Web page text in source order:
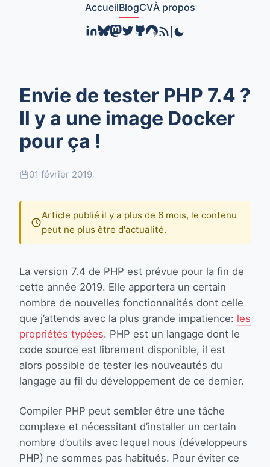
AccueilBlogCVÀ propos
Envie de tester PHP 7.4 ?
Il y a une image Docker
pour ça !
01 février 2019
Article publié il y a plus de 6 mois, le contenu
peut ne plus être d'actualité.
La version 7.4 de PHP est prévue pour la fin de
cette année 2019. Elle apportera un certain
nombre de nouvelles fonctionnalités dont celle
que j’attends avec la plus grande impatience: les
propriétés typées. PHP est un langage dont le
code source est librement disponible, il est
alors possible de tester les nouveautés du
langage au fil du développement de ce dernier.
Compiler PHP peut sembler être une tâche
complexe et nécessitant d’installer un certain
nombre d’outils avec lequel nous (développeurs
PHP) ne sommes pas habitués. Pour éviter ce